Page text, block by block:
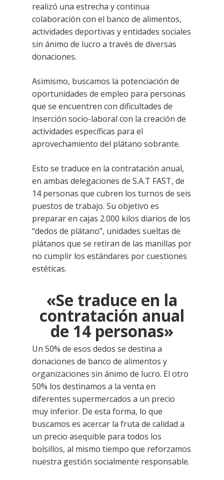
realizó una estrecha y continua
colaboración con el banco de alimentos,
actividades deportivas y entidades sociales
sin ánimo de lucro a través de diversas
donaciones.
Asimismo, buscamos la potenciación de
oportunidades de empleo para personas
que se encuentren con dificultades de
inserción socio-laboral con la creación de
actividades específicas para el
aprovechamiento del plátano sobrante.
Esto se traduce en la contratación anual,
en ambas delegaciones de S.A.T FAST, de
14 personas que cubren los turnos de seis
puestos de trabajo. Su objetivo es
preparar en cajas 2.000 kilos diarios de los
“dedos de plátano”, unidades sueltas de
plátanos que se retiran de las manillas por
no cumplir los estándares por cuestiones
estéticas.
«Se traduce en la
contratación anual
de 14 personas»
Un 50% de esos dedos se destina a
donaciones de banco de alimentos y
organizaciones sin ánimo de lucro. El otro
50% los destinamos a la venta en
diferentes supermercados a un precio
muy inferior. De esta forma, lo que
buscamos es acercar la fruta de calidad a
un precio asequible para todos los
bolsillos, al mismo tiempo que reforzamos
nuestra gestión socialmente responsable.